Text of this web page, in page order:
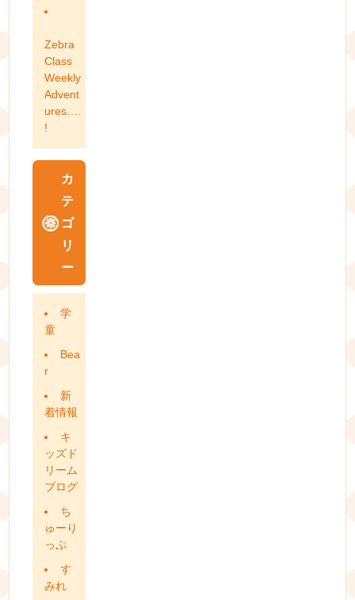
Zebra
Class
Weekly
Advent
ures….
!
カ
テ
ゴ
リ
ー
学
童
Bea
r
新
着情報
キ
ッズド
リーム
ブログ
ち
ゅーり
っぷ
す
みれ